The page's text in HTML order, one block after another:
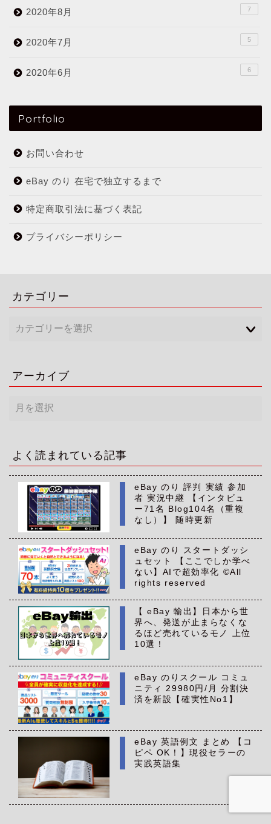
2020年8月 7
2020年7月 5
2020年6月 6
Portfolio
お問い合わせ
eBay のり 在宅で独立するまで
特定商取引法に基づく表記
プライバシーポリシー
カテゴリー
アーカイブ
ー
ブ
よく読まれている記事
eBay のり 評判 実績 参加
者 実況中継 【インタビュ
ー71名 Blog104名（重複
なし）】 随時更新
eBay のり スタートダッシ
ュセット 【ここでしか学べ
ない】AIで超効率化 ©All
rights reserved
【 eBay 輸出】日本から世
界へ、発送が止まらなくな
るほど売れているモノ 上位
10選！
eBay のりスクール コミュ
ニティ 29980円/月 分割決
済を新設【確実性No1】
eBay 英語例文 まとめ 【コ
ピペ OK！】現役セラーの
実践英語集